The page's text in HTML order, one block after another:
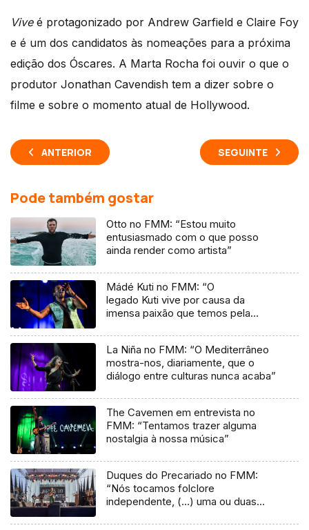
Viveé protagonizado por Andrew Garfield e Claire Foy
e é um dos candidatos às nomeações para a próxima
edição dos Óscares. A Marta Rocha foi ouvir o que o
produtor Jonathan Cavendish tem a dizer sobre o
filme e sobre o momento atual de Hollywood.
ANTERIOR SEGUINTE
Pode também gostar
Otto no FMM: “Estou muito
entusiasmado com o que posso
ainda render como artista”
Mádé Kuti no FMM: “O
legado Kuti vive por causa da
imensa paixão que temos pela
La Niña no FMM: “O Mediterrâneo
mostra-nos, diariamente, que o
diálogo entre culturas nunca acaba”
The Cavemen em entrevista no
FMM: “Tentamos trazer alguma
nostalgia à nossa música”
Duques do Precariado no FMM:
“Nós tocamos folclore
independente, (…) uma ou duas